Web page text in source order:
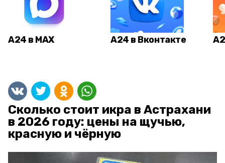
А24 в MAX А24 в Вконтакте
Сколько стоит икра в Астрахани
в 2026 году: цены на щучью,
красную и чёрную